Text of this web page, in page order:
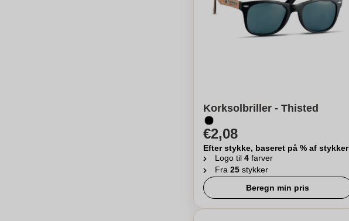
Korksolbriller - Thisted
€2,08
Efter stykke, baseret på % af stykker
Logo til 4 farver
Fra 25 stykker
Beregn min pris